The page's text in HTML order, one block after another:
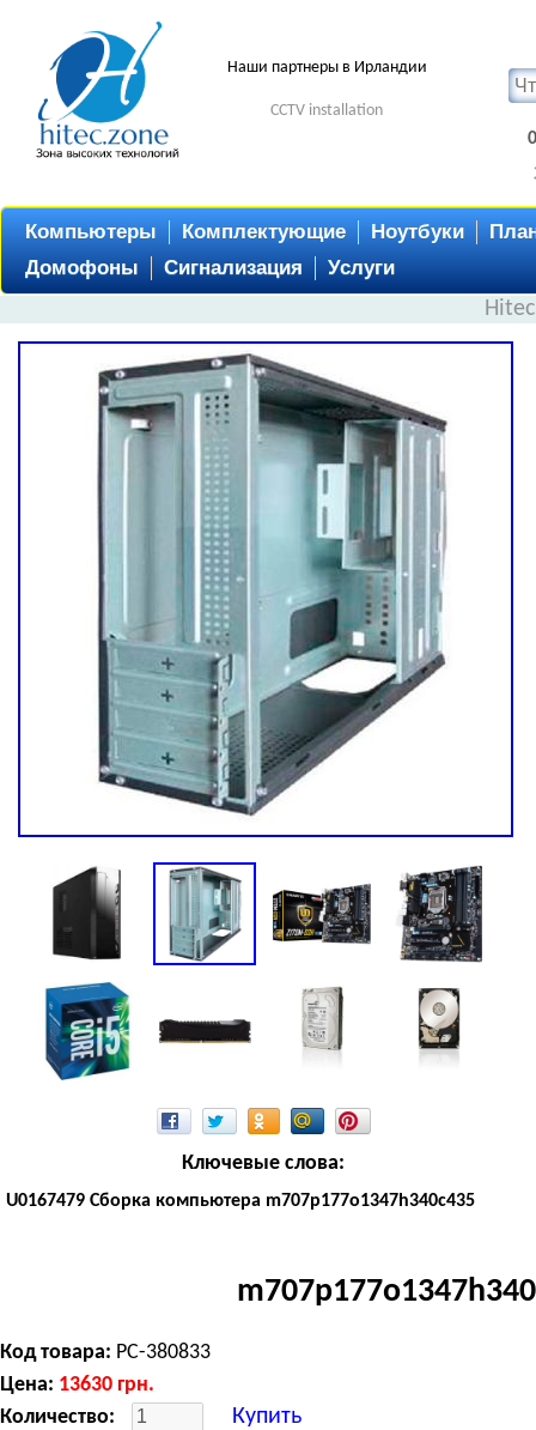
Наши партнеры в Ирландии
CCTV installation
Компьютеры Комплектующие Ноутбуки
Домофоны
Сигнализация Услуги
Ключевые слова:
U0167479 Сборка компьютера m707p177o1347h340c435
Код товара: PC-380833
Цена: 13630 грн.
Количество:
Купить